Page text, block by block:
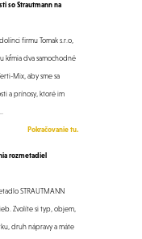
so Strautmann na
firmu Tomak s.r.o,
kŕmia dva samochodné
Mix, aby sme sa
a prínosy, ktoré im
Pokračovanie tu.
rozmetadiel
STRAUTMANN
Zvolíte si typ, objem,
druh nápravy a máte